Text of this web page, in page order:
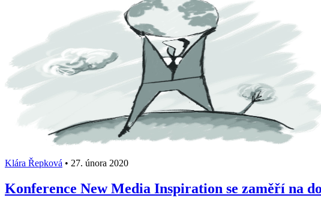
Klára Řepková • 27. února 2020
Konference New Media Inspiration se zaměří na